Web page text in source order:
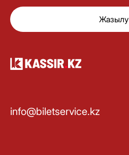
Жазылу
info@biletservice.kz